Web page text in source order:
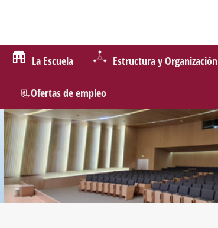
La Escuela Estructura y Organización
📃Ofertas de empleo